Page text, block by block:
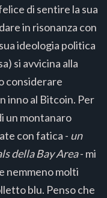
di sentire la sua
in risonanza con
ideologia politica
si avvicina alla
considerare
inno al Bitcoin. Per
un montanaro
con fatica - un
della Bay Area- mi
nemmeno molti
blu. Penso che